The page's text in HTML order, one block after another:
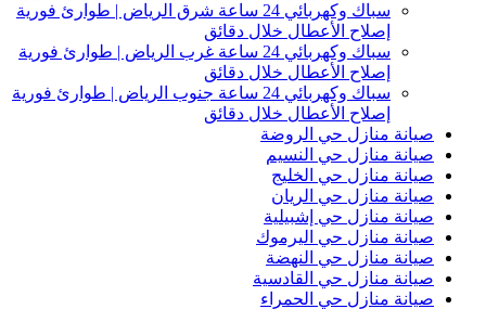
سباك وكهربائي 24 ساعة شرق الرياض | طوارئ فورية
إصلاح الأعطال خلال دقائق
سباك وكهربائي 24 ساعة غرب الرياض | طوارئ فورية
إصلاح الأعطال خلال دقائق
سباك وكهربائي 24 ساعة جنوب الرياض | طوارئ فورية
إصلاح الأعطال خلال دقائق
صيانة منازل حي الروضة
صيانة منازل حي النسيم
صيانة منازل حي الخليج
صيانة منازل حي الريان
صيانة منازل حي إشبيلية
صيانة منازل حي اليرموك
صيانة منازل حي النهضة
صيانة منازل حي القادسية
صيانة منازل حي الحمراء